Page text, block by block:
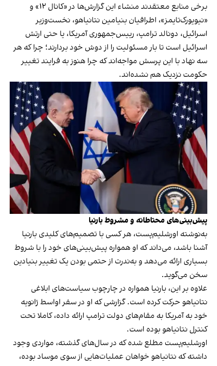
برخی منابع معتقدند منشاء این گزارش‌ها در «کانال ۱۲» و
«نیویورک‌تایمز»، اطرافیان بنیامین نتانیاهو، نخست‌وزیر
اسرائیل، دونالد ترامپ، رییس‌جمهوری آمریکا، یا حتی ارتش
اسرائیل است تا بار مسئولیت را از دوش خود بردارند؛ چرا که هر
سه نهاد با این پرسش مواجه‌اند که چرا هنوز به فرایند تغییر
حکومت نزدیک هم نشده‌اند.
پیش‌بینی‌های محتاطانه و مشروط بارنیا
به‌نوشته اورشلیم‌پست، هر کسی با تصمیم‌های کلیدی بارنیا
آشنا باشد، می‌داند که او همواره پیش‌بینی‌های خود را با شروط
بسیاری ارائه می‌دهد و به‌ندرت از حتمی بودن یک تغییر بنیادین
سخن می‌گوید.
علاوه بر این، بارنیا همواره در چارچوب سیاست‌های ابلاغی
نتانیاهو حرکت کرده است. گزارشی که او در سفر اواسط ژانویه
خود به آمریکا به مقام‌های دولت ترامپ ارائه داده، کاملا تحت
کنترل نتانیاهو بوده است.
اورشلیم‌پست مطلع شده که در سال‌های گذشته، مواردی وجود
داشته که نتانیاهو خواهان عملیات‌هایی از سوی موساد بوده،